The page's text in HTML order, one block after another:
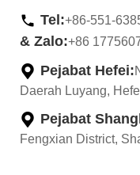
Tel:+86-551-
& Zalo:+86
Pejabat Hefei:
Daerah Luyang,
Pejabat
Fengxian District,